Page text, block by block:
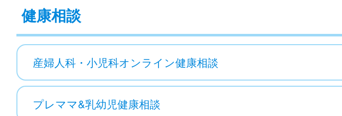
健康相談
産婦人科・小児科オンライン健康相談
プレママ&乳幼児健康相談